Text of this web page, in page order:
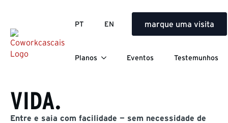
PT EN marque uma visita
Planos Eventos Testemunhos
ACCESS MEMBERSHIP | DESDE 120€/MÊS + IVA | VAGAS
DISPONÍVEIS
COWORKING QUE SE
VIDA.
Entre e saia com facilidade — sem necessidade de